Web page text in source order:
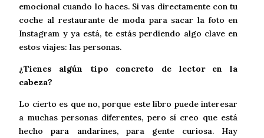
emocional cuando lo haces. Si vas directamente con tu
coche al restaurante de moda para sacar la foto en
Instagram y ya está, te estás perdiendo algo clave en
estos viajes: las personas.
¿Tienes algún tipo concreto de lector en la
cabeza?
Lo cierto es que no, porque este libro puede interesar
a muchas personas diferentes, pero sí creo que está
hecho para andarines, para gente curiosa. Hay